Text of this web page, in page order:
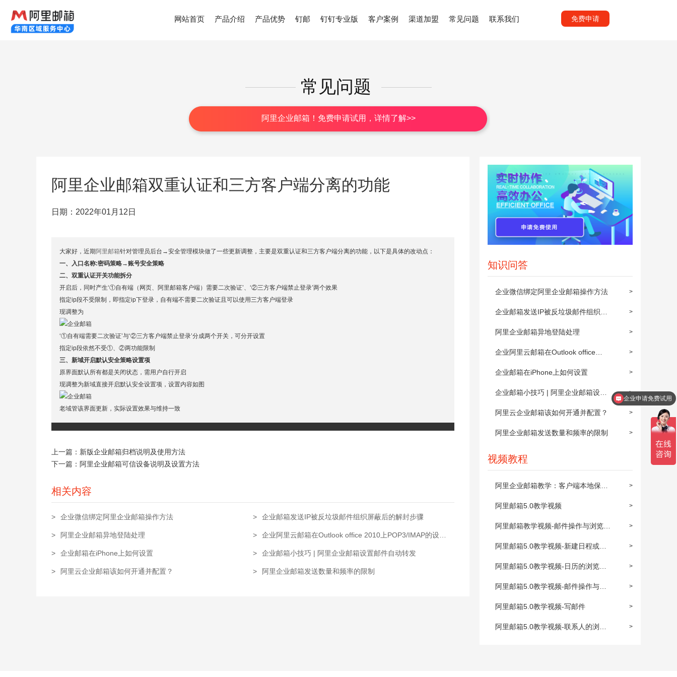
网站首页 产品介绍 产品优势 钉邮 钉钉专业版 客户案例 渠道加盟 常见问题 联系我们 免费申请
常见问题
阿里企业邮箱！免费申请试用，详情了解>>
知识问答
>
企业微信绑定阿里企业邮箱操作方法
>
企业邮箱发送IP被反垃圾邮件组织屏
蔽后的解封步骤 >
阿里企业邮箱异地登陆处理
>
企业阿里云邮箱在Outlook office
2010上POP3/IMAP的设置方法 >
企业邮箱在iPhone上如何设置
>
企业邮箱小技巧 | 阿里企业邮箱设置
邮件自动转发 >
阿里云企业邮箱该如何开通并配置？
>
阿里企业邮箱发送数量和频率的限制
视频教程
>
阿里企业邮箱教学：客户端本地保存
及同步到阿里邮箱 >
阿里邮箱5.0教学视频
>
阿里邮箱教学视频-邮件操作与浏览
(上) >
阿里邮箱5.0教学视频-新建日程或约
会 >
阿里邮箱5.0教学视频-日历的浏览与
操作 >
阿里邮箱5.0教学视频-邮件操作与浏
览(下) >
阿里邮箱5.0教学视频-写邮件
>
阿里邮箱5.0教学视频-联系人的浏览
阿里企业邮箱双重认证和三方客户端分离的功能
日期：2022年01月12日
大家好，近期 阿里邮箱针对管理员后台→安全管理模块做了一些更新调整，主要是双重认证和三方客户端分离的功能，以下是具体的改动点：
一、入口名称:密码策略→账号安全策略
二、双重认证开关功能拆分
开启后，同时产生‘①自有端（网页、阿里邮箱客户端）需要二次验证’、‘②三方客户端禁止登录’两个效果
指定ip段不受限制，即指定ip下登录，自有端不需要二次验证且可以使用三方客户端登录
现调整为
‘①自有端需要二次验证’与‘②三方客户端禁止登录’分成两个开关，可分开设置
指定ip段依然不受①、②两功能限制
三、新域开启默认安全策略设置项
原界面默认所有都是关闭状态，需用户自行开启
现调整为新域直接开启默认安全设置项，设置内容如图
老域管该界面更新，实际设置效果与维持一致
上一篇： 新版企业邮箱归档说明及使用方法
下一篇： 阿里企业邮箱可信设备说明及设置方法
相关内容
> 企业微信绑定阿里企业邮箱操作方法 > 企业邮箱发送IP被反垃圾邮件组织屏蔽后的解封步骤
> 阿里企业邮箱异地登陆处理 > 企业阿里云邮箱在Outlook office 2010上POP3/IMAP的设置
方法
> 企业邮箱在iPhone上如何设置 > 企业邮箱小技巧 | 阿里企业邮箱设置邮件自动转发
> 阿里云企业邮箱该如何开通并配置？ > 阿里企业邮箱发送数量和频率的限制
企业申请免费试用